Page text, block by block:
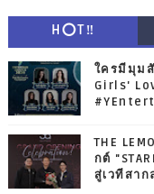
H⭕T‼
ใครมีมุม
Girls'
THE
กต์
สู่เวทีสาก